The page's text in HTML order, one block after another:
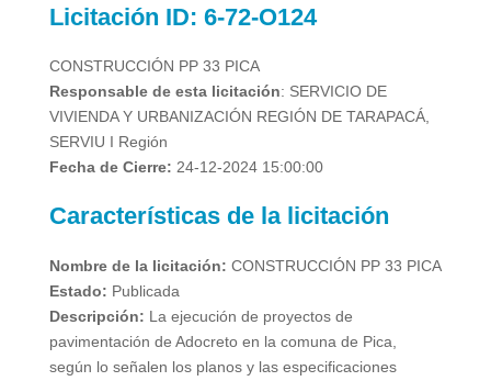
Licitación ID: 6-72-O124
CONSTRUCCIÓN PP 33 PICA
Responsable de esta licitación: SERVICIO DE
VIVIENDA Y URBANIZACIÓN REGIÓN DE TARAPACÁ,
SERVIU I Región
Fecha de Cierre: 24-12-2024 15:00:00
Características de la licitación
Nombre de la licitación: CONSTRUCCIÓN PP 33 PICA
Estado: Publicada
Descripción: La ejecución de proyectos de
pavimentación de Adocreto en la comuna de Pica,
según lo señalen los planos y las especificaciones